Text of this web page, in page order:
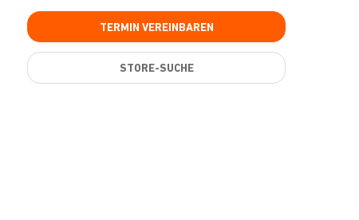
TERMIN VEREINBAREN
STORE-SUCHE